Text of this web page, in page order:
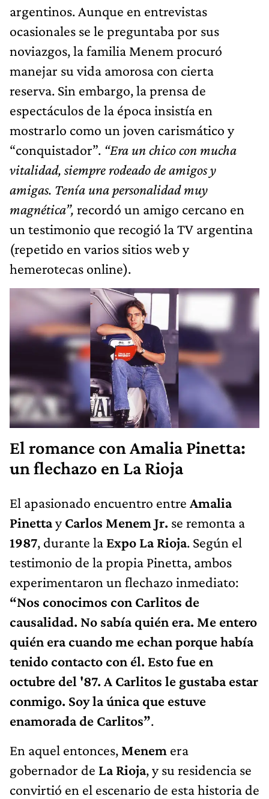
argentinos. Aunque en entrevistas
ocasionales se le preguntaba por sus
noviazgos, la familia Menem procuró
manejar su vida amorosa con cierta
reserva. Sin embargo, la prensa de
espectáculos de la época insistía en
mostrarlo como un joven carismático y
“conquistador”. “Era un chico con mucha
vitalidad, siempre rodeado de amigos y
amigas. Tenía una personalidad muy
magnética”, recordó un amigo cercano en
un testimonio que recogió la TV argentina
(repetido en varios sitios web y
hemerotecas online).
El romance con Amalia Pinetta:
un flechazo en La Rioja
El apasionado encuentro entre Amalia
PinettayCarlos Menem Jr. se remonta a
1987, durante la Expo La Rioja. Según el
testimonio de la propia Pinetta, ambos
experimentaron un flechazo inmediato:
“Nos conocimos con Carlitos de
causalidad. No sabía quién era. Me entero
quién era cuando me echan porque había
tenido contacto con él. Esto fue en
octubre del '87. A Carlitos le gustaba estar
conmigo. Soy la única que estuve
enamorada de Carlitos”.
En aquel entonces, Menem era
gobernador de La Rioja, y su residencia se
convirtió en el escenario de esta historia de